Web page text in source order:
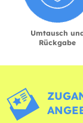
Umtausch
Rückgabe